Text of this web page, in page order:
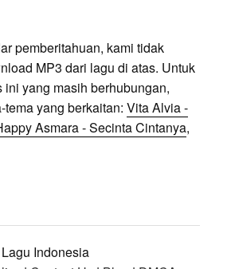
pemberitahuan, kami tidak
MP3 dari lagu di atas. Untuk
ini yang masih berhubungan,
tema yang berkaitan: Vita Alvia -
Asmara - Secinta Cintanya,
Indonesia